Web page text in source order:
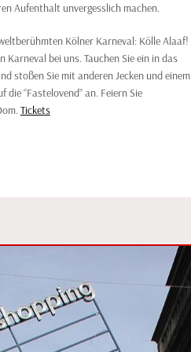
Aufenthalt unvergesslich machen.
Kölner Karneval: Kölle Alaaf!
Karneval bei uns. Tauchen Sie ein in das
stoßen Sie mit anderen Jecken und einem
“Fastelovend” an. Feiern Sie
Tickets